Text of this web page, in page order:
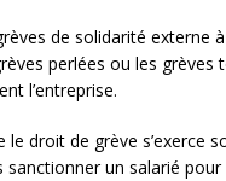
de solidarité externe
perlées ou les
l’entreprise.
droit de grève s’exerce
sanctionner un salarié